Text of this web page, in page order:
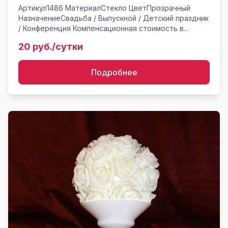
Артикул1486 МатериалСтекло ЦветПрозрачный
НазначениеСвадьба / Выпускной / Детский праздник
/ Конференция Компенсационная стоимость в
Тортница стеклянная для ...
20 руб./сутки
Подробнее